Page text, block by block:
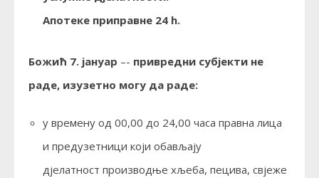
Апотеке приправне 24 h.
Божић 7. јануар –- привредни субјекти не
раде, изузетно могу да раде:
у времену од 00,00 до 24,00 часа правна лица
и предузетници који обављају
дјелатност производње хљеба, пецива, свјеже